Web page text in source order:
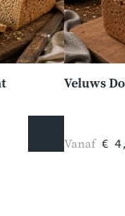
Veluws
Vanaf €